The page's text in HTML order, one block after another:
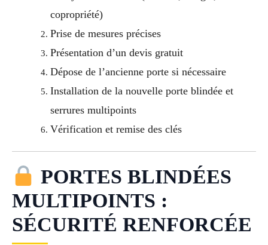
copropriété)
Prise de mesures précises
Présentation d’un devis gratuit
Dépose de l’ancienne porte si nécessaire
Installation de la nouvelle porte blindée et
serrures multipoints
Vérification et remise des clés
PORTES BLINDÉES
MULTIPOINTS :
SÉCURITÉ RENFORCÉE